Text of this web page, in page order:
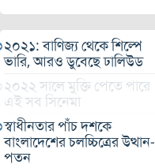
২০২১: বাণিজ্য থেকে শিল্পে
ভারি, আরও ডুবেছে ঢালিউড
২০২২ সালে মুক্তি পেতে পারে
এই সব সিনেমা
স্বাধীনতার পাঁচ দশকে
বাংলাদেশের চলচ্চিত্রের উত্থান-
পতন